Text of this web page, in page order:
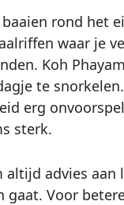
rond het
waar je
Koh
te
erg
sterk.
altijd advies aan
gaat. Voor